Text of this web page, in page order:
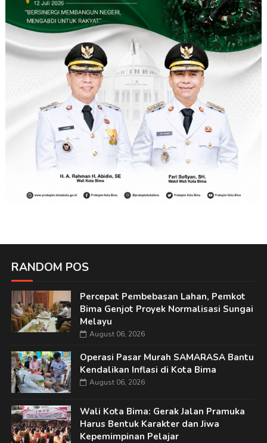
RANDOM POS
Percepat Pembebasan Lahan, Pemkot
Bima Genjot Proyek Normalisasi Sungai
Melayu
August 06, 2026
Operasi Pasar Murah SAMARASA Bantu
Kendalikan Inflasi di Kota Bima
August 06, 2026
Wali Kota Bima: Gerak Jalan Pramuka
Harus Bentuk Karakter dan Jiwa
Kepemimpinan Pelajar